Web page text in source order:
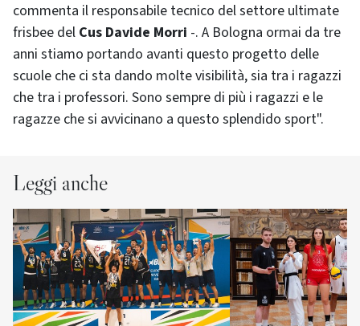
commenta il responsabile tecnico del settore ultimate
frisbee del Cus Davide Morri -. A Bologna ormai da tre
anni stiamo portando avanti questo progetto delle
scuole che ci sta dando molte visibilità, sia tra i ragazzi
che tra i professori. Sono sempre di più i ragazzi e le
ragazze che si avvicinano a questo splendido sport".
Leggi anche